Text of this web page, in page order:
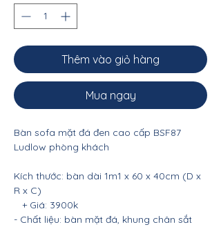
Thêm vào giỏ hàng
Mua ngay
Bàn sofa mặt đá đen cao cấp BSF87
Ludlow phòng khách
Kích thước: bàn dài 1m1 x 60 x 40cm (D x
R x C)
+ Giá: 3900k
- Chất liệu: bàn mặt đá, khung chân sắt